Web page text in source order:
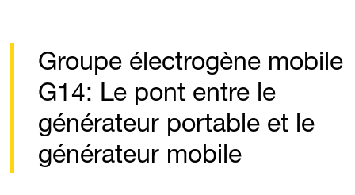
Groupe électrogène mobile
G14: Le pont entre le
générateur portable et le
générateur mobile